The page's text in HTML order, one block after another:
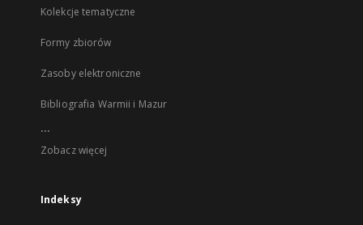
Kolekcje tematyczne
Formy zbiorów
Zasoby elektroniczne
Bibliografia Warmii i Mazur
...
Zobacz więcej
Indeksy